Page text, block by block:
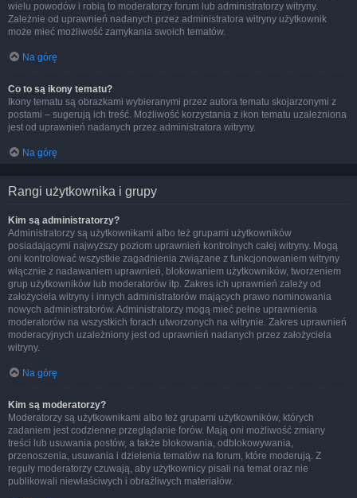
wielu powodów i robią to moderatorzy forum lub administratorzy witryny.
Zależnie od uprawnień nadanych przez administratora witryny użytkownik
może mieć możliwość zamykania swoich tematów.
Na górę
Co to są ikony tematu?
Ikony tematu są obrazkami wybieranymi przez autora tematu skojarzonymi z
postami – sugerują ich treść. Możliwość korzystania z ikon tematu uzależniona
jest od uprawnień nadanych przez administratora witryny.
Na górę
Rangi użytkownika i grupy
Kim są administratorzy?
Administratorzy są użytkownikami albo też grupami użytkowników
posiadającymi najwyższy poziom uprawnień kontrolnych całej witryny. Mogą
oni kontrolować wszystkie zagadnienia związane z funkcjonowaniem witryny
włącznie z nadawaniem uprawnień, blokowaniem użytkowników, tworzeniem
grup użytkowników lub moderatorów itp. Zakres ich uprawnień zależy od
założyciela witryny i innych administratorów mających prawo nominowania
nowych administratorów. Administratorzy mogą mieć pełne uprawnienia
moderatorów na wszystkich forach utworzonych na witrynie. Zakres uprawnień
moderacyjnych uzależniony jest od uprawnień nadanych przez założyciela
witryny.
Na górę
Kim są moderatorzy?
Moderatorzy są użytkownikami albo też grupami użytkowników, których
zadaniem jest codzienne przeglądanie forów. Mają oni możliwość zmiany
treści lub usuwania postów, a także blokowania, odblokowywania,
przenoszenia, usuwania i dzielenia tematów na forum, które moderują. Z
reguły moderatorzy czuwają, aby użytkownicy pisali na temat oraz nie
publikowali niewłaściwych i obraźliwych materiałów.